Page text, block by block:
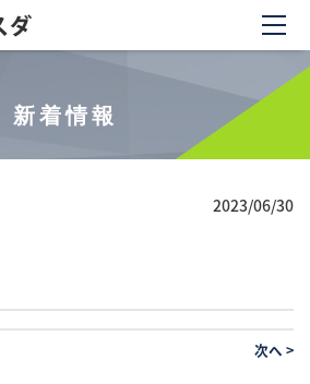
新着情報
2023/06/30
次へ >